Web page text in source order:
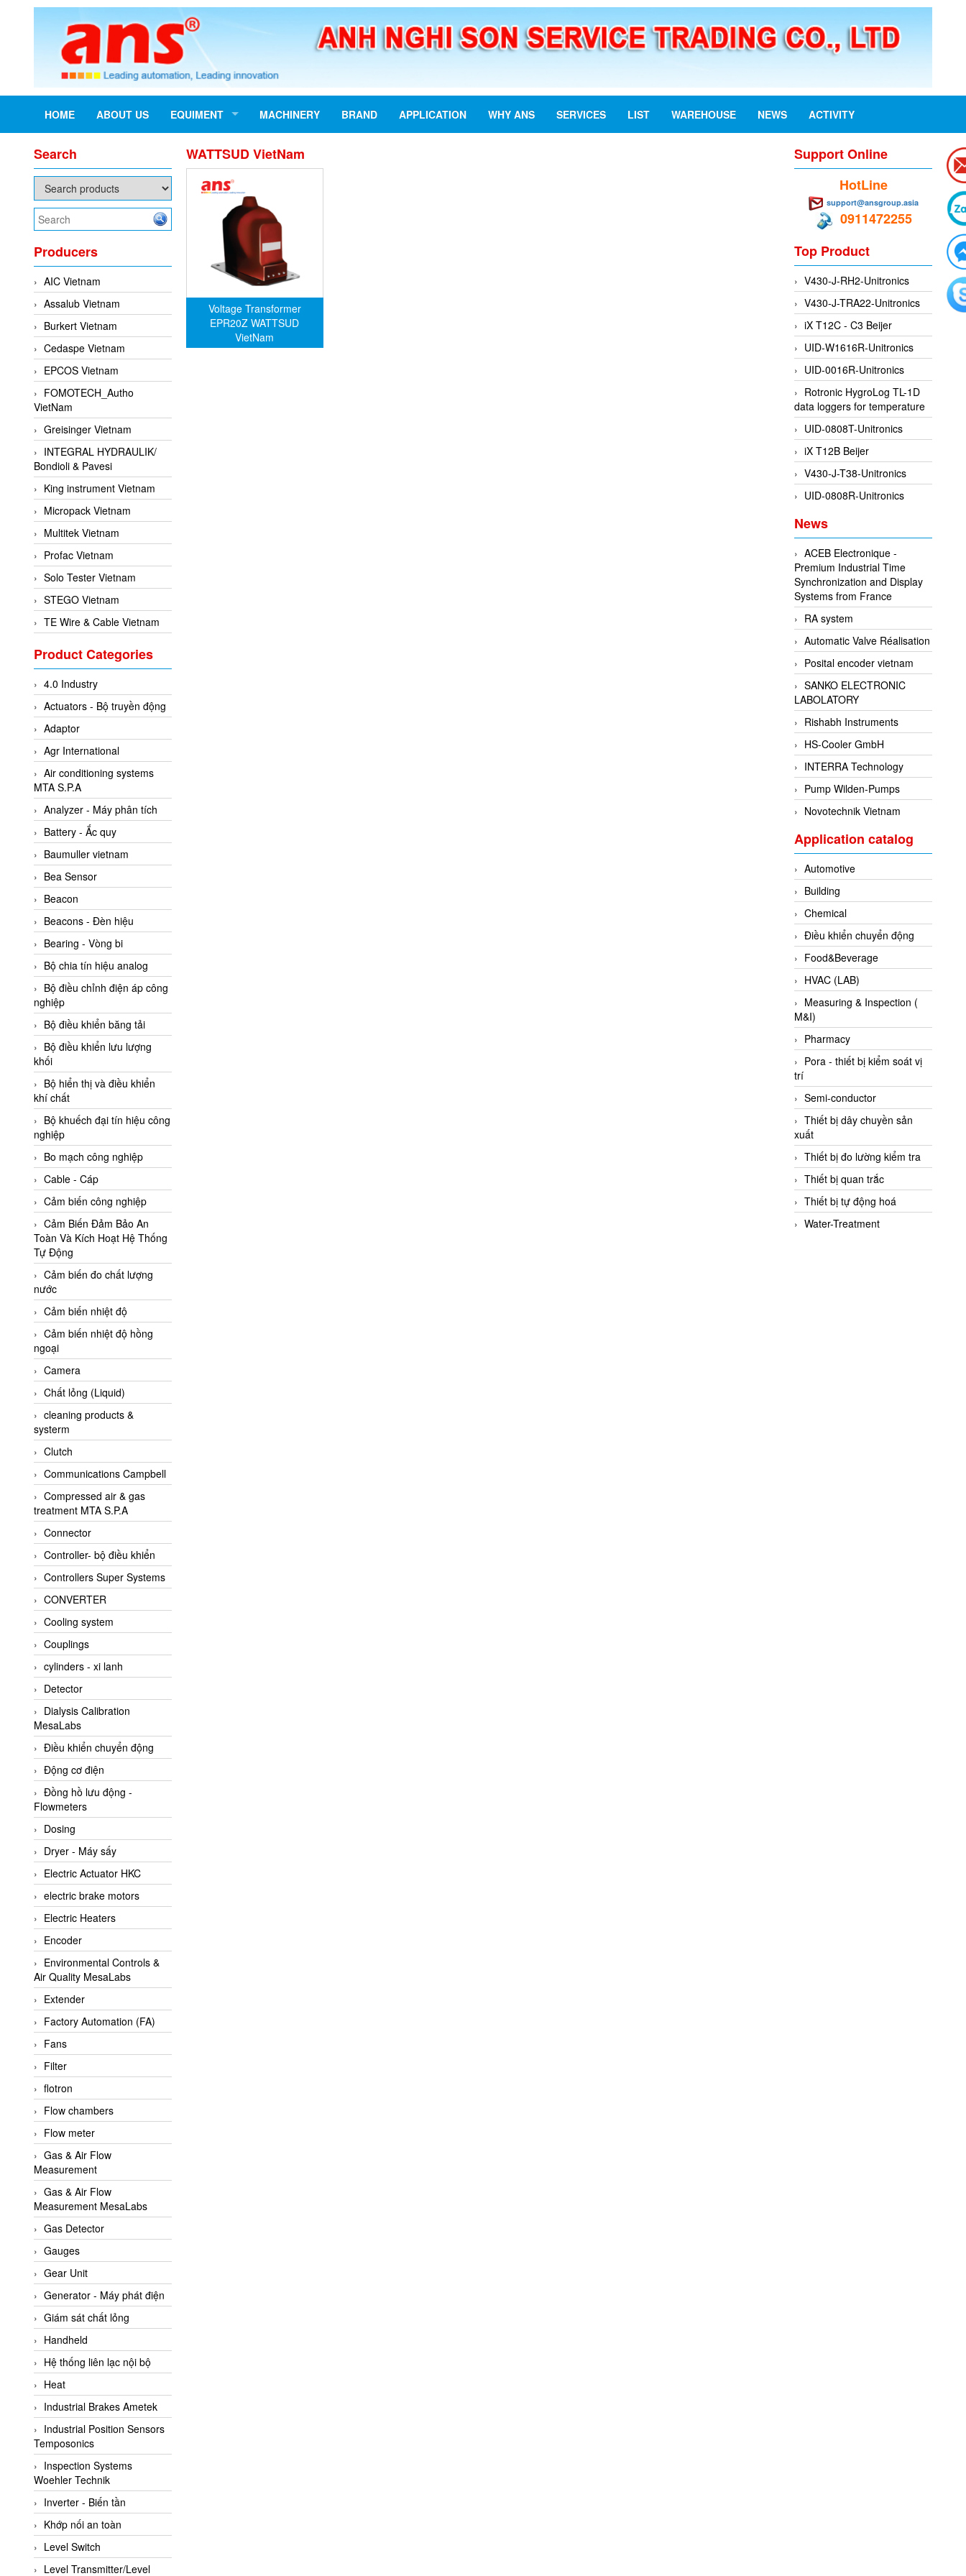
HOME ABOUT US EQUIMENT MACHINERY BRAND APPLICATION WHY ANS SERVICES LIST WAREHOUSE NEWS ACTIVITY
Search
Producers
AIC Vietnam
Assalub Vietnam
Burkert Vietnam
Cedaspe Vietnam
EPCOS Vietnam
FOMOTECH_Autho
VietNam
Greisinger Vietnam
INTEGRAL HYDRAULIK/
Bondioli & Pavesi
King instrument Vietnam
Micropack Vietnam
Multitek Vietnam
Profac Vietnam
Solo Tester Vietnam
STEGO Vietnam
TE Wire & Cable Vietnam
Woodward Vietnam
3CTEST Vietnam
4B VietNam Vietnam
ABB Vietnam
AC Infinity Vietnam
AC&E Telecommunications
AC&T Vietnam
Accepta Vietnam
ACCUMAC Vietnam
AccuWeb Vietnam
Acey
ACOEM Vietnam
ADCA Vietnam
ADFweb Vietnam
Adler Vietnam
Ados Vietnam
Advanced Energy Vietnam
Advantech Vietnam
Agate Vietnam
AGR International Vietnam
Aichi Tokei Denki Vietnam
Aii Vietnam
AIKOH
AINUO Vietnam
AIR MAJOR
Aira Euro Automation
Airtac Vietnam
Airtec Vietnam
AI-Tek Vietnam
Akerstroms Viet Nam
AKO Armaturen &
Separationstechnik
AKO Armaturen &
Separationstechnik Vietnam
AKUSENSE
ALA OFFICINE SPA
Albrecht-Automatik Viet
Nam
Allen Bradley Vietnam
Alpha Moisture Vietnam
Alpha-Achem Vietnam
Alphino
ALRE-IT Vietnam
Altech
Amarillo Gear
Ametek
AMPTRON Vietnam
AND Vietnam
ANDERSON-NEGELE
ANDILOG Technologies
Vietnam
Anritsu
ANTEC S.A
Antico pumps
Anybus/ HMS
AOBEN
Apex Dynamics Vietnam
Apex Dynamics Vietnam
Apiste
APLISENS VietNam
Apollo Fire
Appleton
AQ Matic
Aqualabo Vietnam
Aquametro
ARCA Regler
Arcos Hydraulik
Ardetem-Sfere-Vietnam
Argal
AS ENERGI
ASCO CO2
Asker
AT2E
ATC Pneumatic
ATEX System
ATI - IA
ATI (Analytical Technology
Inc)
Atos
Atrax
Auma
Autec
Auto Flow
Automatic valve
Aventics
Avproglobal
Axiomtek
AZBIL
Product Categories
4.0 Industry
Actuators - Bộ truyền động
Adaptor
Agr International
Air conditioning systems
MTA S.P.A
Analyzer - Máy phân tích
Battery - Ắc quy
Baumuller vietnam
Bea Sensor
Beacon
Beacons - Đèn hiệu
Bearing - Vòng bi
Bộ chia tín hiệu analog
Bộ điều chỉnh điện áp công
nghiệp
Bộ điều khiển băng tải
Bộ điều khiển lưu lượng
khối
Bộ hiển thị và điều khiển
khí chất
Bộ khuếch đại tín hiệu công
nghiệp
Bo mạch công nghiệp
Cable - Cáp
Cảm biến công nghiệp
Cảm Biến Đảm Bảo An
Toàn Và Kích Hoạt Hệ Thống
Tự Động
Cảm biến đo chất lượng
nước
Cảm biến nhiệt độ
Cảm biến nhiệt độ hồng
ngoại
Camera
Chất lỏng (Liquid)
cleaning products &
systerm
Clutch
Communications Campbell
Compressed air & gas
treatment MTA S.P.A
Connector
Controller- bộ điều khiển
Controllers Super Systems
CONVERTER
Cooling system
Couplings
cylinders - xi lanh
Detector
Dialysis Calibration
MesaLabs
Điều khiển chuyển động
Động cơ điện
Đồng hồ lưu động -
Flowmeters
Dosing
Dryer - Máy sấy
Electric Actuator HKC
electric brake motors
Electric Heaters
Encoder
Environmental Controls &
Air Quality MesaLabs
Extender
Factory Automation (FA)
Fans
Filter
flotron
Flow chambers
Flow meter
Gas & Air Flow
Measurement
Gas & Air Flow
Measurement MesaLabs
Gas Detector
Gauges
Gear Unit
Generator - Máy phát điện
Giám sát chất lỏng
Handheld
Hệ thống liên lạc nội bộ
Heat
Industrial Brakes Ametek
Industrial Position Sensors
Temposonics
Inspection Systems
Woehler Technik
Inverter - Biến tần
Khớp nối an toàn
Level Switch
Level Transmitter/Level
WATTSUD VietNam
Voltage Transformer
EPR20Z WATTSUD
VietNam
Support Online
HotLine
support@ansgroup.asia
0911472255
Top Product
V430-J-RH2-Unitronics
V430-J-TRA22-Unitronics
iX T12C - C3 Beijer
UID-W1616R-Unitronics
UID-0016R-Unitronics
Rotronic HygroLog TL-1D
data loggers for temperature
UID-0808T-Unitronics
iX T12B Beijer
V430-J-T38-Unitronics
UID-0808R-Unitronics
News
ACEB Electronique -
Premium Industrial Time
Synchronization and Display
Systems from France
RA system
Automatic Valve Réalisation
Posital encoder vietnam
SANKO ELECTRONIC
LABOLATORY
Rishabh Instruments
HS-Cooler GmbH
INTERRA Technology
Pump Wilden-Pumps
Novotechnik Vietnam
Application catalog
Automotive
Building
Chemical
Điều khiển chuyển động
Food&Beverage
HVAC (LAB)
Measuring & Inspection (
M&I)
Pharmacy
Pora - thiết bị kiểm soát vị
trí
Semi-conductor
Thiết bị dây chuyền sản
xuất
Thiết bị đo lường kiểm tra
Thiết bị quan trắc
Thiết bị tự động hoá
Water-Treatment